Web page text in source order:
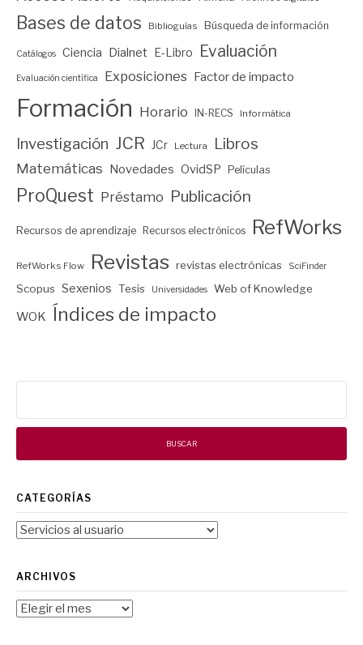
Bases de datos Biblioguías Búsqueda de información
Catálogos Ciencia Dialnet E-Libro Evaluación
Evaluación científica Exposiciones Factor de impacto
Formación Horario IN-RECS Informática
Investigación JCR JCr Lectura Libros
Matemáticas Novedades OvidSP Películas
ProQuest Préstamo Publicación
Recursos de aprendizaje Recursos electrónicos RefWorks
RefWorks Flow Revistas revistas electrónicas SciFinder
Scopus Sexenios Tesis Universidades Web of Knowledge
WOK Índices de impacto
CATEGORÍAS
Categorías
ARCHIVOS
Archivos